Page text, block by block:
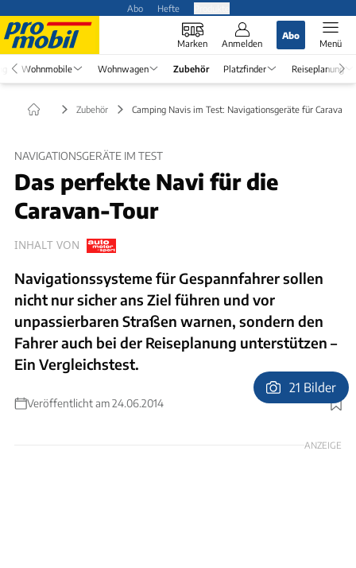
Abo Hefte
Marken Anmelden
Abo
Menü
Wohnmobile Wohnwagen Zubehör Platzfinder Reiseplanung
Zubehör Camping Navis im Test: Navigationsgeräte für Caravaner
NAVIGATIONSGERÄTE IM TEST
Das perfekte Navi für die
Caravan-Tour
INHALT VON
Navigationssysteme für Gespannfahrer sollen
nicht nur sicher ans Ziel führen und vor
unpassierbaren Straßen warnen, sondern den
Fahrer auch bei der Reiseplanung unterstützen –
Ein Vergleichstest.
Veröffentlicht am 24.06.2014
Foto: Ingolf Pompe
21 Bilder
ANZEIGE